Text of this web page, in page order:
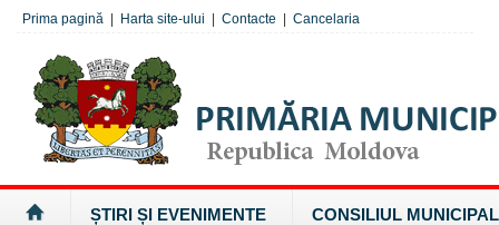
Prima pagină Harta site-ului Contacte Cancelaria
ȘTIRI ȘI EVENIMENTE CONSILIUL MUNICIPAL